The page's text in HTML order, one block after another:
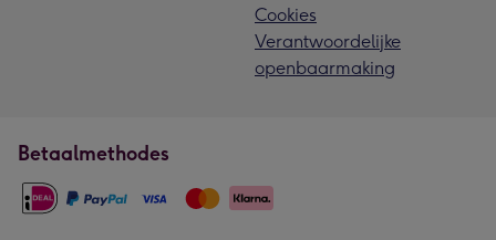
Cookies
Verantwoordelijke
openbaarmaking
Betaalmethodes